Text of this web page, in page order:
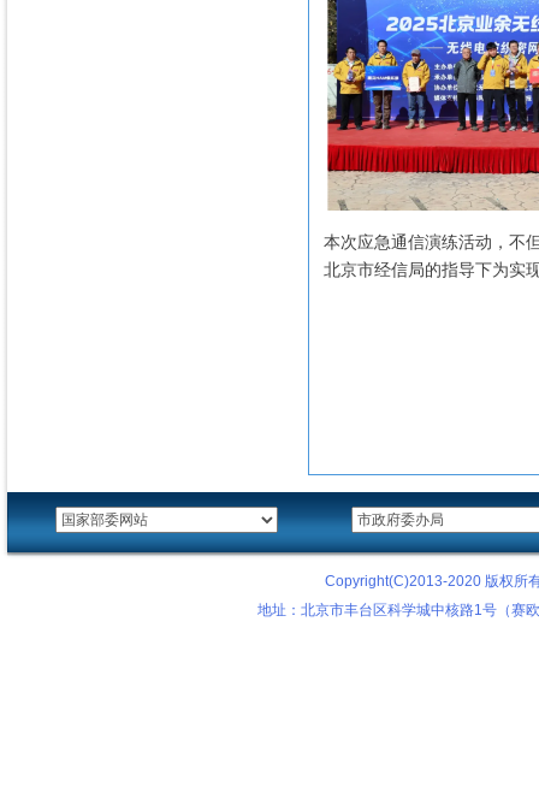
本次应急通信演练活动，不
北京市经信局的指导下为实
Copyright(C)2013-2020 版权所
地址：北京市丰台区科学城中核路1号（赛